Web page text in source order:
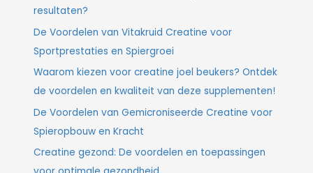
resultaten?
De Voordelen van Vitakruid Creatine voor
Sportprestaties en Spiergroei
Waarom kiezen voor creatine joel beukers? Ontdek
de voordelen en kwaliteit van deze supplementen!
De Voordelen van Gemicroniseerde Creatine voor
Spieropbouw en Kracht
Creatine gezond: De voordelen en toepassingen